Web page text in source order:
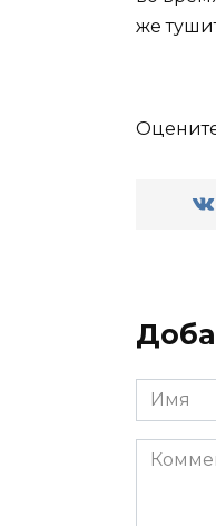
же
Имя
*